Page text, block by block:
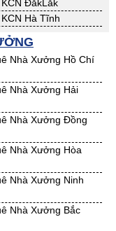
ĐắkLắk
Hà Tĩnh
Nghệ An
Phú Yên
Quảng Nam
Bà Rịa - VT
An Giang
Bến Tre
Cà Mau
Hậu Giang
Long An
Tây Ninh
KCN Trà Vinh
Hải Dương
Quảng Ninh
Nhà Xưởng Hồ Chí
Nhà Xưởng Hải
Nhà Xưởng Đồng
Nhà Xưởng Hòa
Nhà Xưởng Ninh
Nhà Xưởng Bắc